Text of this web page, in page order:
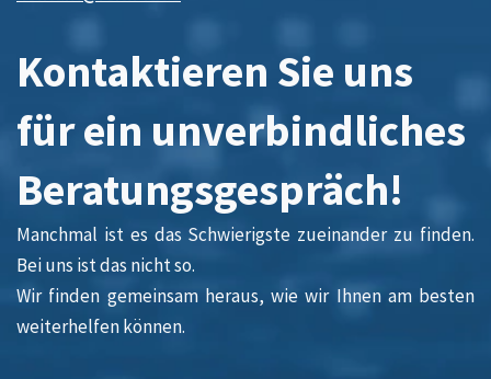
Kontaktieren Sie uns
für ein unverbindliches
Beratungsgespräch!
Manchmal ist es das Schwierigste zueinander zu finden.
Bei uns ist das nicht so.
Wir finden gemeinsam heraus, wie wir Ihnen am besten
weiterhelfen können.